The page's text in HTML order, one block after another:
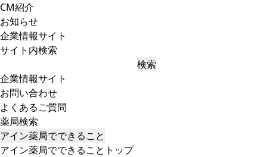
CM紹介
お知らせ
企業情報サイト
サイト内検索
検索
企業情報サイト
お問い合わせ
よくあるご質問
薬局検索
アイン薬局でできること
アイン薬局でできることトップ